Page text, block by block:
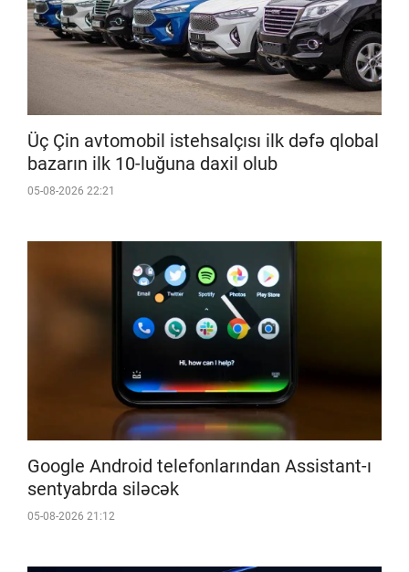
Üç Çin avtomobil istehsalçısı ilk dəfə qlobal
bazarın ilk 10-luğuna daxil olub
05-08-2026 22:21
Google Android telefonlarından Assistant-ı
sentyabrda siləcək
05-08-2026 21:12